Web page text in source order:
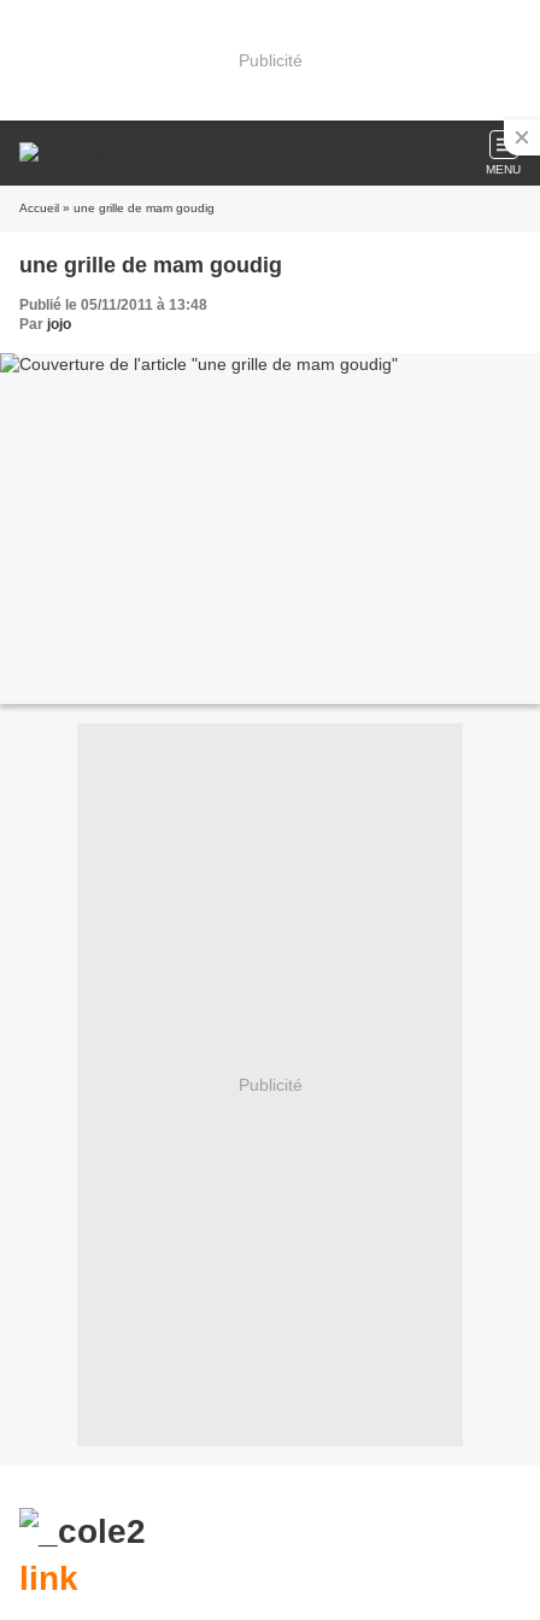
Publicité
MENU
Accueil » une grille de mam goudig
une grille de mam goudig
Publié le 05/11/2011 à 13:48
Par jojo
Publicité
link